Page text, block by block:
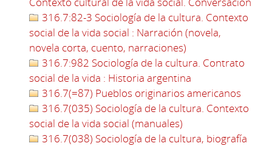
316.7:82-3 Sociología de la cultura. Contexto
social de la vida social : Narración (novela,
novela corta, cuento, narraciones)
316.7:982 Sociología de la cultura. Contrato
social de la vida : Historia argentina
316.7(=87) Pueblos originarios americanos
316.7(035) Sociología de la cultura. Contexto
social de la vida social (manuales)
316.7(038) Sociología de la cultura, biografía